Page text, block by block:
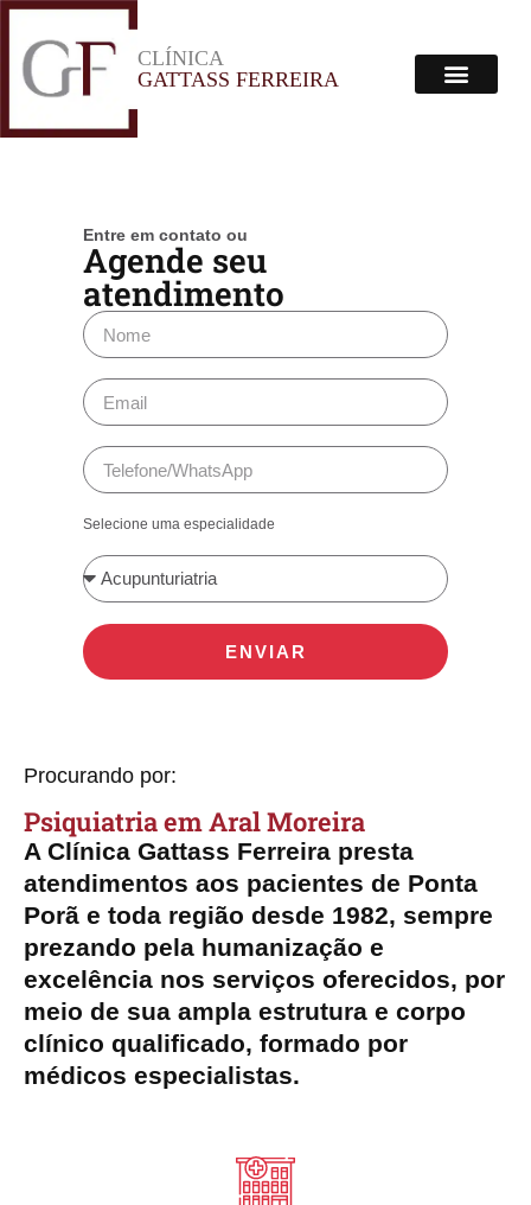
CLÍNICA
GATTASS FERREIRA
Procurando por:
Psiquiatria​ em Aral Moreira
A Clínica Gattass Ferreira presta
atendimentos aos pacientes de Ponta
Porã e toda região desde 1982, sempre
prezando pela humanização e
excelência nos serviços oferecidos, por
meio de sua ampla estrutura e corpo
clínico qualificado, formado por
médicos especialistas.
Entre em contato ou
Agende seu
atendimento
Selecione uma especialidade
ENVIAR